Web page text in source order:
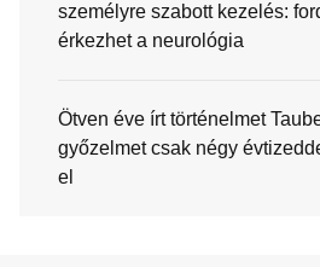
személyre szabott kezelés:
érkezhet a neurológia
Ötven éve írt történelmet
győzelmet csak négy
el